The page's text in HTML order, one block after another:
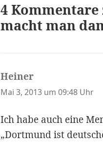
4
macht man
Heiner
Mai 3, 2013 um 09:48 Uhr
Ich habe auch eine
„Dortmund ist